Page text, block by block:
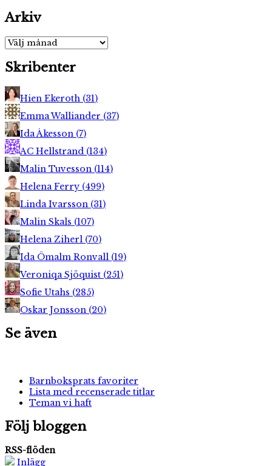
Arkiv
Arkiv
Skribenter
Hien Ekeroth (31)
Emma Walliander (37)
Ida Åkesson (7)
AC Hellstrand (134)
Malin Tuvesson (114)
Helena Ferry (499)
Linda Ivarsson (31)
Malin Skals (107)
Helena Ziherl (70)
Ida Ömalm Ronvall (19)
Veroniqa Sjöquist (251)
Sofie Utahs (285)
Oskar Jonsson (20)
Se även
Barnboksprats favoriter
Lista med recenserade titlar
Teman vi haft
Följ bloggen
RSS-flöden
Inlägg